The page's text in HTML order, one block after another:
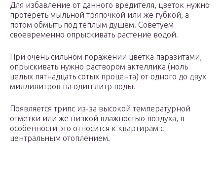
Для избавление от данного вредителя, цветок нужно
протереть мыльной тряпочкой или же губкой, а
потом обмыть под тёплым душем. Советуем
своевременно опрыскивать растение водой.
При очень сильном поражении цветка паразитами,
опрыскивать нужно раствором актеллика (ноль
целых пятнадцать сотых процента) от одного до двух
миллилитров на один литр воды.
Появляется трипс из-за высокой температурной
отметки или же низкой влажностью воздуха, в
особенности это относится к квартирам с
центральным отоплением.